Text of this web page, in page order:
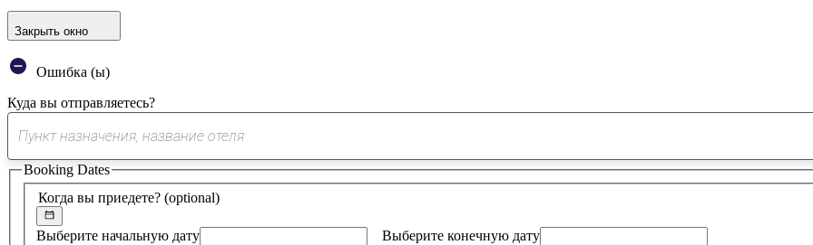
Закрыть окно
Ошибка (ы)
Куда вы отправляетесь?
предложение
найдено
Когда вы приедете? (optional)
Выберите начальную дату Выберите конечную дату
Booking Dates